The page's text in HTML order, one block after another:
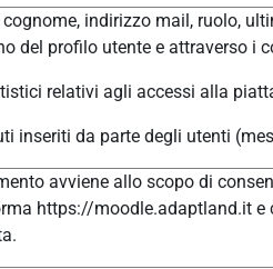
cognome, indirizzo mail, ruolo,
del profilo utente e attraverso i
relativi agli accessi alla
inseriti da parte degli utenti
avviene allo scopo di
https://moodle.adaptland.it e